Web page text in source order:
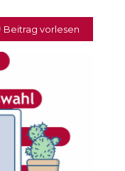
Beitrag vorlesen